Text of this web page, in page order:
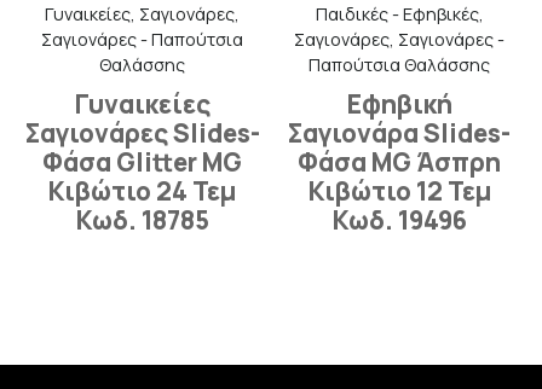
Γυναικείες, Σαγιονάρες,
Σαγιονάρες - Παπούτσια
Θαλάσσης
Γυναικείες
Σαγιονάρες Slides-
Φάσα Glitter MG
Κιβώτιο 24 Τεμ
Κωδ. 18785
Παιδικές - Εφηβικές,
Σαγιονάρες, Σαγιονάρες -
Παπούτσια Θαλάσσης
Εφηβική
Σαγιονάρα Slides-
Φάσα MG Άσπρη
Κιβώτιο 12 Τεμ
Κωδ. 19496